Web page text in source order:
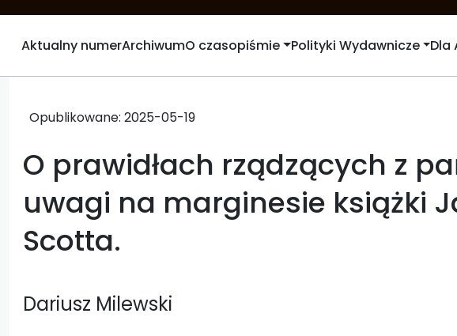
Aktualny numerArchiwumO czasopiśmie Polityki Wydawnicze Dla
Opublikowane: 2025-05-19
O prawidłach rządzących z
uwagi na marginesie książki
Scotta.
Dariusz Milewski